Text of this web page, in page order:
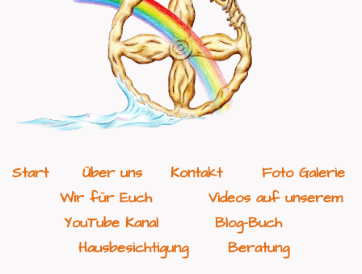
Start Über uns Kontakt
Foto Galerie
Wir für Euch
Videos auf unserem
YouTube Kanal
Blog-Buch
Hausbesichtigung Beratung